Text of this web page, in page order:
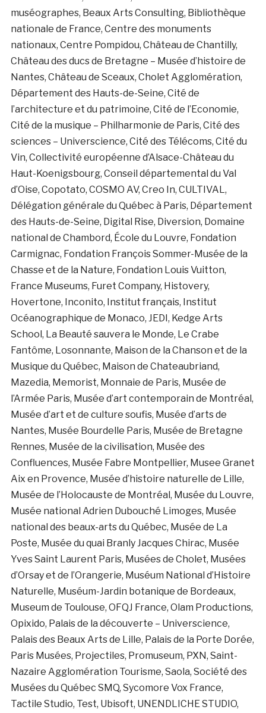
muséographes, Beaux Arts Consulting, Bibliothèque
nationale de France, Centre des monuments
nationaux, Centre Pompidou, Château de Chantilly,
Château des ducs de Bretagne – Musée d’histoire de
Nantes, Château de Sceaux, Cholet Agglomération,
Département des Hauts-de-Seine, Cité de
l’architecture et du patrimoine, Cité de l’Economie,
Cité de la musique – Philharmonie de Paris, Cité des
sciences – Universcience, Cité des Télécoms, Cité du
Vin, Collectivité européenne d’Alsace-Château du
Haut-Koenigsbourg, Conseil départemental du Val
d’Oise, Copotato, COSMO AV, Creo In, CULTIVAL,
Délégation générale du Québec à Paris, Département
des Hauts-de-Seine, Digital Rise, Diversion, Domaine
national de Chambord, École du Louvre, Fondation
Carmignac, Fondation François Sommer-Musée de la
Chasse et de la Nature, Fondation Louis Vuitton,
France Museums, Furet Company, Histovery,
Hovertone, Inconito, Institut français, Institut
Océanographique de Monaco, JEDI, Kedge Arts
School, La Beauté sauvera le Monde, Le Crabe
Fantôme, Losonnante, Maison de la Chanson et de la
Musique du Québec, Maison de Chateaubriand,
Mazedia, Memorist, Monnaie de Paris, Musée de
l’Armée Paris, Musée d’art contemporain de Montréal,
Musée d’art et de culture soufis, Musée d’arts de
Nantes, Musée Bourdelle Paris, Musée de Bretagne
Rennes, Musée de la civilisation, Musée des
Confluences, Musée Fabre Montpellier, Musee Granet
Aix en Provence, Musée d’histoire naturelle de Lille,
Musée de l’Holocauste de Montréal, Musée du Louvre,
Musée national Adrien Dubouché Limoges, Musée
national des beaux-arts du Québec, Musée de La
Poste, Musée du quai Branly Jacques Chirac, Musée
Yves Saint Laurent Paris, Musées de Cholet, Musées
d’Orsay et de l’Orangerie, Muséum National d’Histoire
Naturelle, Muséum-Jardin botanique de Bordeaux,
Museum de Toulouse, OFQJ France, Olam Productions,
Opixido, Palais de la découverte – Universcience,
Palais des Beaux Arts de Lille, Palais de la Porte Dorée,
Paris Musées, Projectiles, Promuseum, PXN, Saint-
Nazaire Agglomération Tourisme, Saola, Société des
Musées du Québec SMQ, Sycomore Vox France,
Tactile Studio, Test, Ubisoft, UNENDLICHE STUDIO,